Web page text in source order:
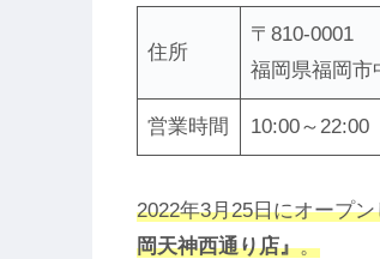
住所
〒810-0001
福岡県福岡市
営業時間 10:00～22:00
2022年3月25日にオープ
岡天神西通り店』。